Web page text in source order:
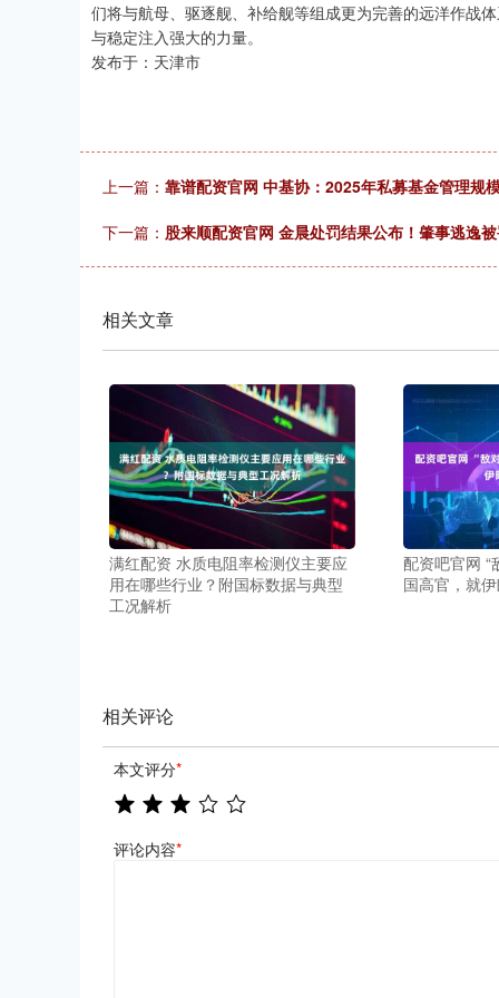
们将与航母、驱逐舰、补给舰等组成更为完善的远洋作战
与稳定注入强大的力量。
发布于：天津市
上一篇： 靠谱配资官网 中基协：2025年私募基金管理规
下一篇： 股来顺配资官网 金晨处罚结果公布！肇事逃逸
相关文章
满红配资 水质电阻率检测仪主要应
用在哪些行业？附国标数据与典型
工况解析
配资吧官网 “
国高官，就
相关评论
本文评分*
评论内容*